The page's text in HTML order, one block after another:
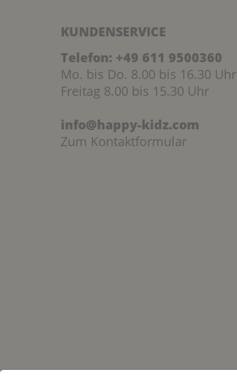
KUNDENSERVICE
Telefon: +49 611 9500360
Mo. bis Do. 8.00 bis 16.30 Uhr
Freitag 8.00 bis 15.30 Uhr
info@happy-kidz.com
Zum Kontaktformular